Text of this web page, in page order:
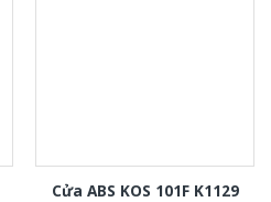
Cửa ABS KOS 101F K1129